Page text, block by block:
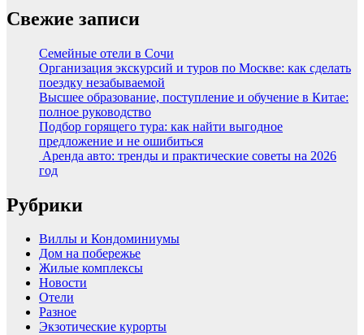
Свежие записи
Семейные отели в Сочи
Организация экскурсий и туров по Москве: как сделать
поездку незабываемой
Высшее образование, поступление и обучение в Китае:
полное руководство
Подбор горящего тура: как найти выгодное
предложение и не ошибиться
Аренда авто: тренды и практические советы на 2026
год
Рубрики
Виллы и Кондоминиумы
Дом на побережье
Жилые комплексы
Новости
Отели
Разное
Экзотические курорты